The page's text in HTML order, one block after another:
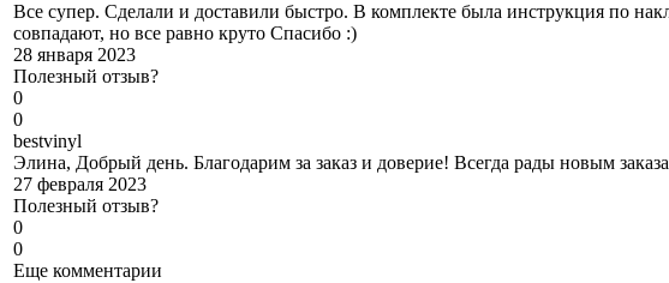
Все супер. Сделали и доставили быстро. В комплекте была инструкция по
совпадают, но все равно круто Спасибо :)
28 января 2023
Полезный отзыв?
0
0
bestvinyl
Элина, Добрый день. Благодарим за заказ и доверие! Всегда рады новым
27 февраля 2023
Полезный отзыв?
0
0
Еще комментарии